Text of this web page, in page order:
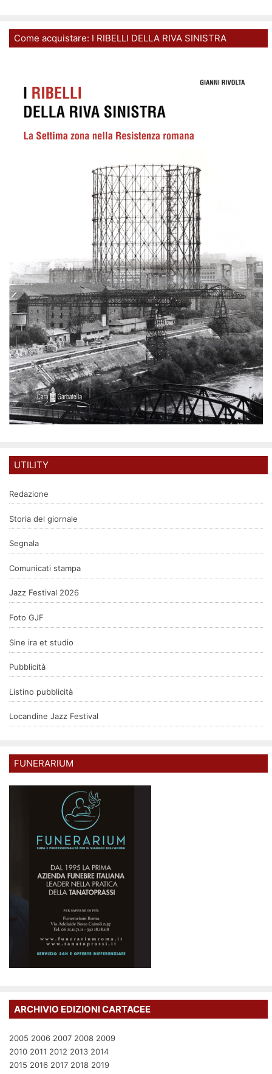
Come acquistare: I RIBELLI DELLA RIVA SINISTRA
UTILITY
Redazione
Storia del giornale
Segnala
Comunicati stampa
Jazz Festival 2026
Foto GJF
Sine ira et studio
Pubblicità
Listino pubblicità
Locandine Jazz Festival
FUNERARIUM
ARCHIVIO EDIZIONI CARTACEE
2005 2006 2007 2008 2009
2010 2011 2012 2013 2014
2015 2016 2017 2018 2019